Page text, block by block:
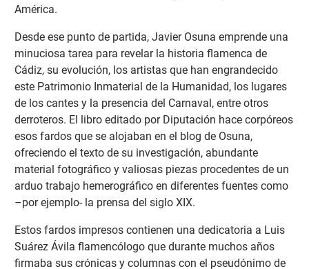
América.
Desde ese punto de partida, Javier Osuna emprende una
minuciosa tarea para revelar la historia flamenca de
Cádiz, su evolución, los artistas que han engrandecido
este Patrimonio Inmaterial de la Humanidad, los lugares
de los cantes y la presencia del Carnaval, entre otros
derroteros. El libro editado por Diputación hace corpóreos
esos fardos que se alojaban en el blog de Osuna,
ofreciendo el texto de su investigación, abundante
material fotográfico y valiosas piezas procedentes de un
arduo trabajo hemerográfico en diferentes fuentes como
–por ejemplo- la prensa del siglo XIX.
Estos fardos impresos contienen una dedicatoria a Luis
Suárez Ávila flamencólogo que durante muchos años
firmaba sus crónicas y columnas con el pseudónimo de